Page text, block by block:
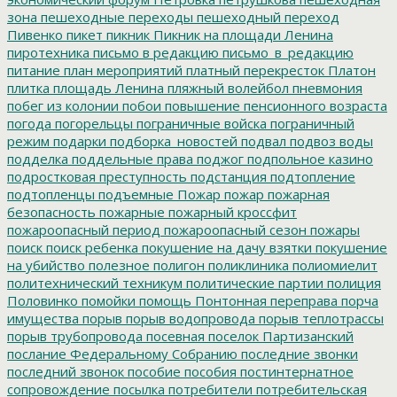
зона пешеходные переходы пешеходный переход
Пивенко пикет пикник Пикник на площади Ленина
пиротехника письмо в редакцию письмо_в_редакцию
питание план мероприятий платный перекресток Платон
плитка площадь Ленина пляжный волейбол пневмония
побег из колонии побои повышение пенсионного возраста
погода погорельцы пограничные войска пограничный
режим подарки подборка_новостей подвал подвоз воды
подделка поддельные права поджог подпольное казино
подростковая преступность подстанция подтопление
подтопленцы подъемные Пожар пожар пожарная
безопасность пожарные пожарный кроссфит
пожароопасный период пожароопасный сезон пожары
поиск поиск ребенка покушение на дачу взятки покушение
на убийство полезное полигон поликлиника полиомиелит
политехнический техникум политические партии полиция
Половинко помойки помощь Понтонная переправа порча
имущества порыв порыв водопровода порыв теплотрассы
порыв трубопровода посевная поселок Партизанский
послание Федеральному Собранию последние звонки
последний звонок пособие пособия постинтернатное
сопровождение посылка потребители потребительская